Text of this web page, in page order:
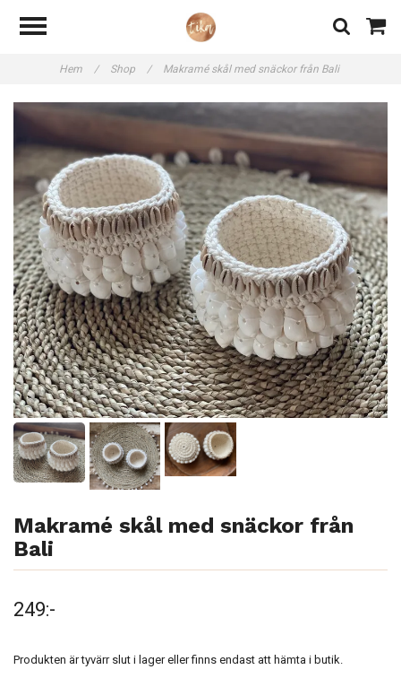
Hem / Shop / Makramé skål med snäckor från Bali
Makramé skål med snäckor från
Bali
249:-
Produkten är tyvärr slut i lager eller finns endast att hämta i butik.